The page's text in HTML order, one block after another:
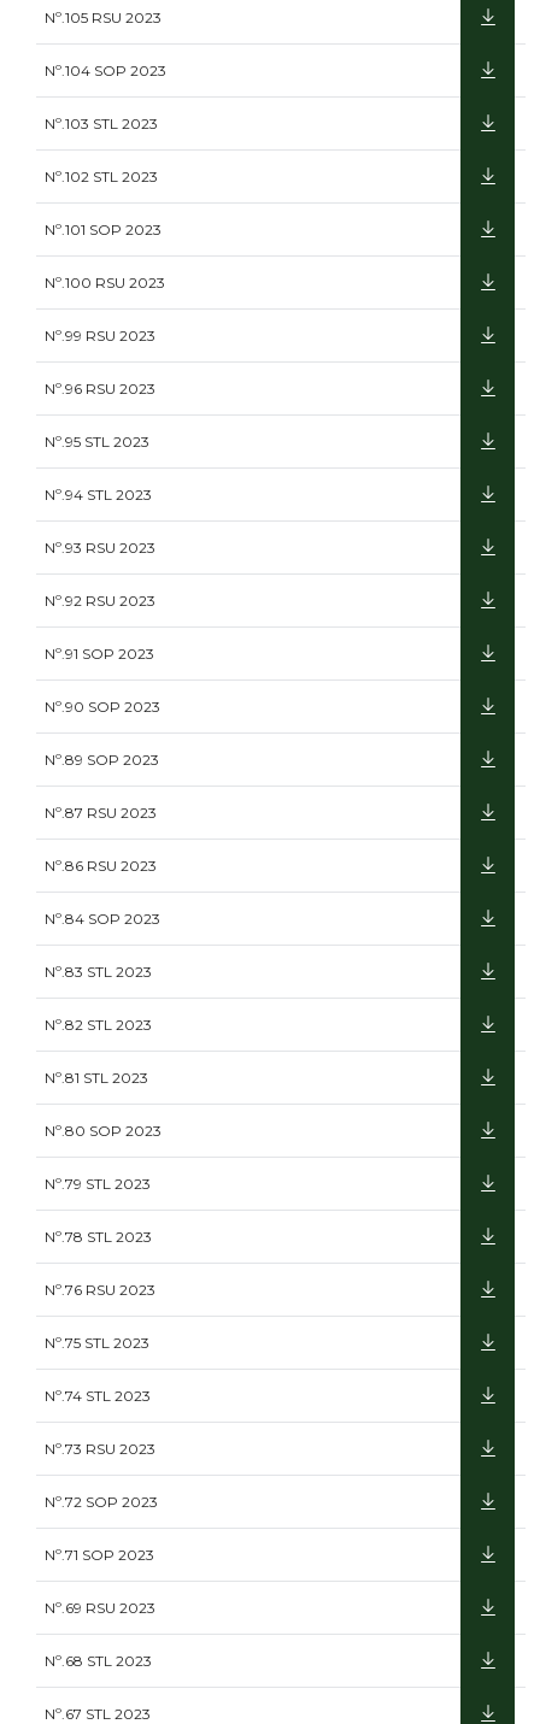
Nº.105 RSU 2023
Nº.104 SOP 2023
Nº.103 STL 2023
Nº.102 STL 2023
Nº.101 SOP 2023
Nº.100 RSU 2023
Nº.99 RSU 2023
Nº.96 RSU 2023
Nº.95 STL 2023
Nº.94 STL 2023
Nº.93 RSU 2023
Nº.92 RSU 2023
Nº.91 SOP 2023
Nº.90 SOP 2023
Nº.89 SOP 2023
Nº.87 RSU 2023
Nº.86 RSU 2023
Nº.84 SOP 2023
Nº.83 STL 2023
Nº.82 STL 2023
Nº.81 STL 2023
Nº.80 SOP 2023
Nº.79 STL 2023
Nº.78 STL 2023
Nº.76 RSU 2023
Nº.75 STL 2023
Nº.74 STL 2023
Nº.73 RSU 2023
Nº.72 SOP 2023
Nº.71 SOP 2023
Nº.69 RSU 2023
Nº.68 STL 2023
Nº.67 STL 2023